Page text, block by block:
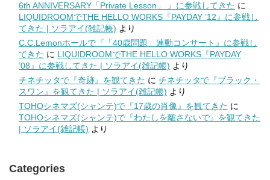
6th ANNIVERSARY「Private Lesson」 』に参戦してきた に
LIQUIDROOMでTHE HELLO WORKS『PAYDAY ’12』に参戦し
てきた | ソラアイ(雑記帳) より
C.C.Lemonホールで『「40歳問題」連動コンサート』に参戦し
てきた に LIQUIDROOMでTHE HELLO WORKS『PAYDAY
’08』に参戦してきた | ソラアイ(雑記帳) より
チネチッタで『奇跡』を観てきた に チネチッタで『ブラック・
スワン』を観てきた | ソラアイ(雑記帳) より
TOHOシネマズ(シャンテ)で『17歳の肖像』を観てきた に
TOHOシネマズ(シャンテ)で『わたしを離さないで』を観てきた
| ソラアイ(雑記帳) より
Categories